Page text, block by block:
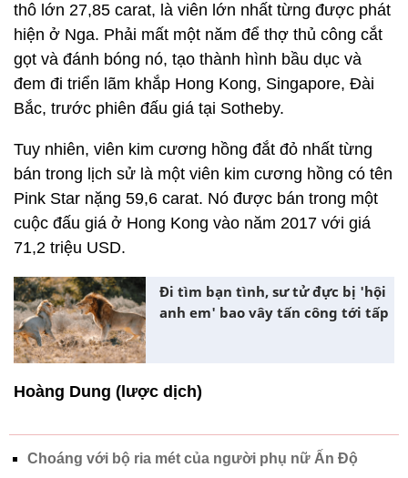
thô lớn 27,85 carat, là viên lớn nhất từng được phát
hiện ở Nga. Phải mất một năm để thợ thủ công cắt
gọt và đánh bóng nó, tạo thành hình bầu dục và
đem đi triển lãm khắp Hong Kong, Singapore, Đài
Bắc, trước phiên đấu giá tại Sotheby.
Tuy nhiên, viên kim cương hồng đắt đỏ nhất từng
bán trong lịch sử là một viên kim cương hồng có tên
Pink Star nặng 59,6 carat. Nó được bán trong một
cuộc đấu giá ở Hong Kong vào năm 2017 với giá
71,2 triệu USD.
Đi tìm bạn tình, sư tử đực bị 'hội
anh em' bao vây tấn công tới tấp
Hoàng Dung (lược dịch)
Choáng với bộ ria mét của người phụ nữ Ấn Độ